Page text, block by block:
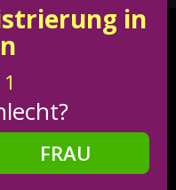
in
1
FRAU